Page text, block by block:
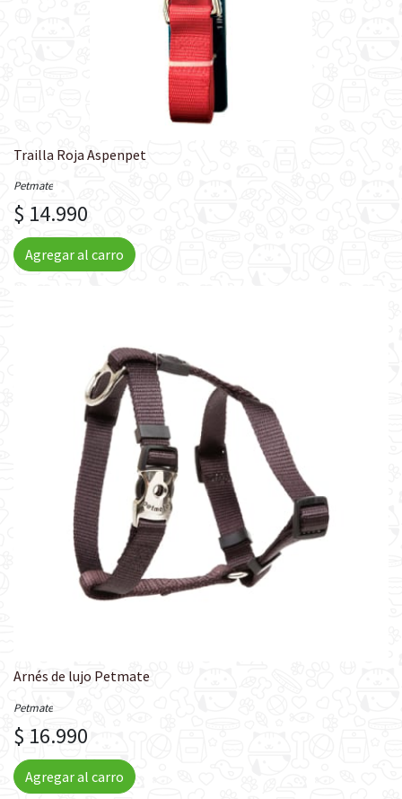
Trailla Roja Aspenpet
Petmate
$ 14.990
Agregar al carro
Arnés de lujo Petmate
Petmate
$ 16.990
Agregar al carro